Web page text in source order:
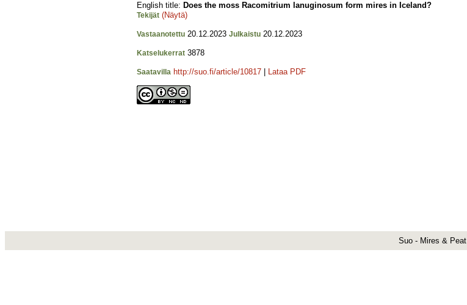
English title: Does the moss Racomitrium lanuginosum form mires in Iceland?
Tekijät (Näytä)
Vastaanotettu 20.12.2023 Julkaistu 20.12.2023
Katselukerrat 3878
Saatavilla http://suo.fi/article/10817 Lataa PDF
Suo - Mires & Peat